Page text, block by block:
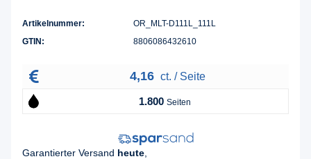
Artikelnummer:
OR_MLT-D111L_111L
GTIN:
8806086432610
4,16 ct. / Seite
1.800 Seiten
Garantierter Versand heute